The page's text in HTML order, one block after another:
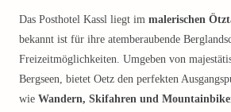
Das Posthotel Kassl liegt im malerischen
bekannt ist für ihre atemberaubende
Freizeitmöglichkeiten. Umgeben von
Bergseen, bietet Oetz den perfekten
wie Wandern, Skifahren und